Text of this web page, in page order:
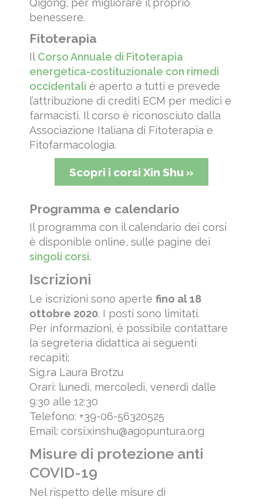
Qigong, per migliorare il proprio
benessere.
Fitoterapia
Il Corso Annuale di Fitoterapia
energetica-costituzionale con rimedi
occidentali è aperto a tutti e prevede
l’attribuzione di crediti ECM per medici e
farmacisti. Il corso è riconosciuto dalla
Associazione Italiana di Fitoterapia e
Fitofarmacologia.
Scopri i corsi Xin Shu »
Programma e calendario
Il programma con il calendario dei corsi
è disponible online, sulle pagine dei
singoli corsi.
Iscrizioni
Le iscrizioni sono aperte fino al 18
ottobre 2020. I posti sono limitati.
Per informazioni, è possibile contattare
la segreteria didattica ai seguenti
recapiti:
Sig.ra Laura Brotzu
Orari: lunedì, mercoledì, venerdì dalle
9:30 alle 12:30
Telefono: +39-06-56320525
Email: corsi.xinshu@agopuntura.org
Misure di protezione anti
COVID-19
Nel rispetto delle misure di